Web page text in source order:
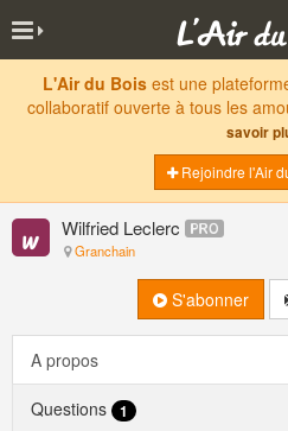
L'Air du Boisest une
collaboratif ouverte à tous les
savoir
Rejoindre l'Air
Wilfried Leclerc
Granchain
S'abonner
A propos
Questions 1